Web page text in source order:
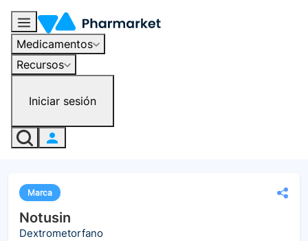
Medicamentos
Recursos
Iniciar sesión
Marca
Notusin
Dextrometorfano